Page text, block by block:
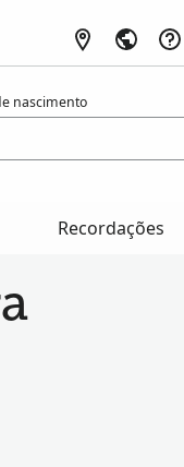
nascimento
Recordações